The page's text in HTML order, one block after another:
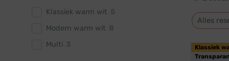
Klassiek warm wit
Modern warm wit
Multi
Alles
Klassiek